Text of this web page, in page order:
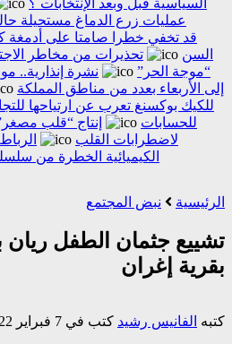
السياسية قبل وبعد الإنتخابات ؟
عمليات زرع الدماغ مستحيلة
السن
تحذيرات من مخاطر
“موجة الحر”
نشرة إنذارية..
إلى الأربعاء بعدد من مناطق المملكة
للكيك بوكسنغ تعرب عن ارتياحها
للحسابات
إنتاج “قلب
لاضطرابات القلب
الكيميائية الخطرة من
الرئيسية نبض المجتمع
تشييع جثمان الطفل
بقرية إغران
كتبه الفانيس رشيد كتب في 7 فبراير 2022 - 2:14 م